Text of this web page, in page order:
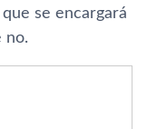
se encargará
no.